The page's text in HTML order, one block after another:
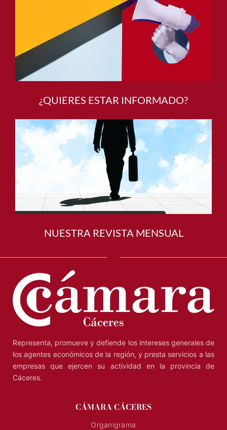
¿QUIERES ESTAR INFORMADO?
NUESTRA REVISTA MENSUAL
Representa, promueve y defiende los intereses generales de
los agentes económicos de la región, y presta servicios a las
empresas que ejercen su actividad en la provincia de
Cáceres.
CÁMARA CÁCERES
Organigrama